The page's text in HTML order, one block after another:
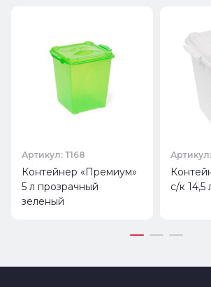
Артикул: Т168
Контейнер «Премиум»
5 л прозрачный
зеленый
с/к